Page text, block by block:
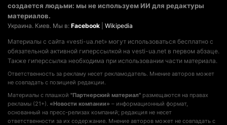
создается людьми: мы не используем ИИ для редактуры
материалов.
Украина. Киев. Мы в: Facebook Wikipedia
Материалы с сайта «vesti-ua.net» могут использоваться бесплатно с
обязательной активной гиперссылкой на vesti-ua.net в первом абзаце.
Также гиперссылка необходима при использовании части материала.
Ответственность за рекламу несет рекламодатель. Мнение авторов может
не совпадать с позицией редакции.
Материалы с плашкой "Партнерский материал" размещаются на правах
рекламы (21+). «Новости компании» – информационный формат,
основанный на пресс-релизах компаний; редакция не несет
ответственности за их содержание. Мнение авторов может не совпадать с